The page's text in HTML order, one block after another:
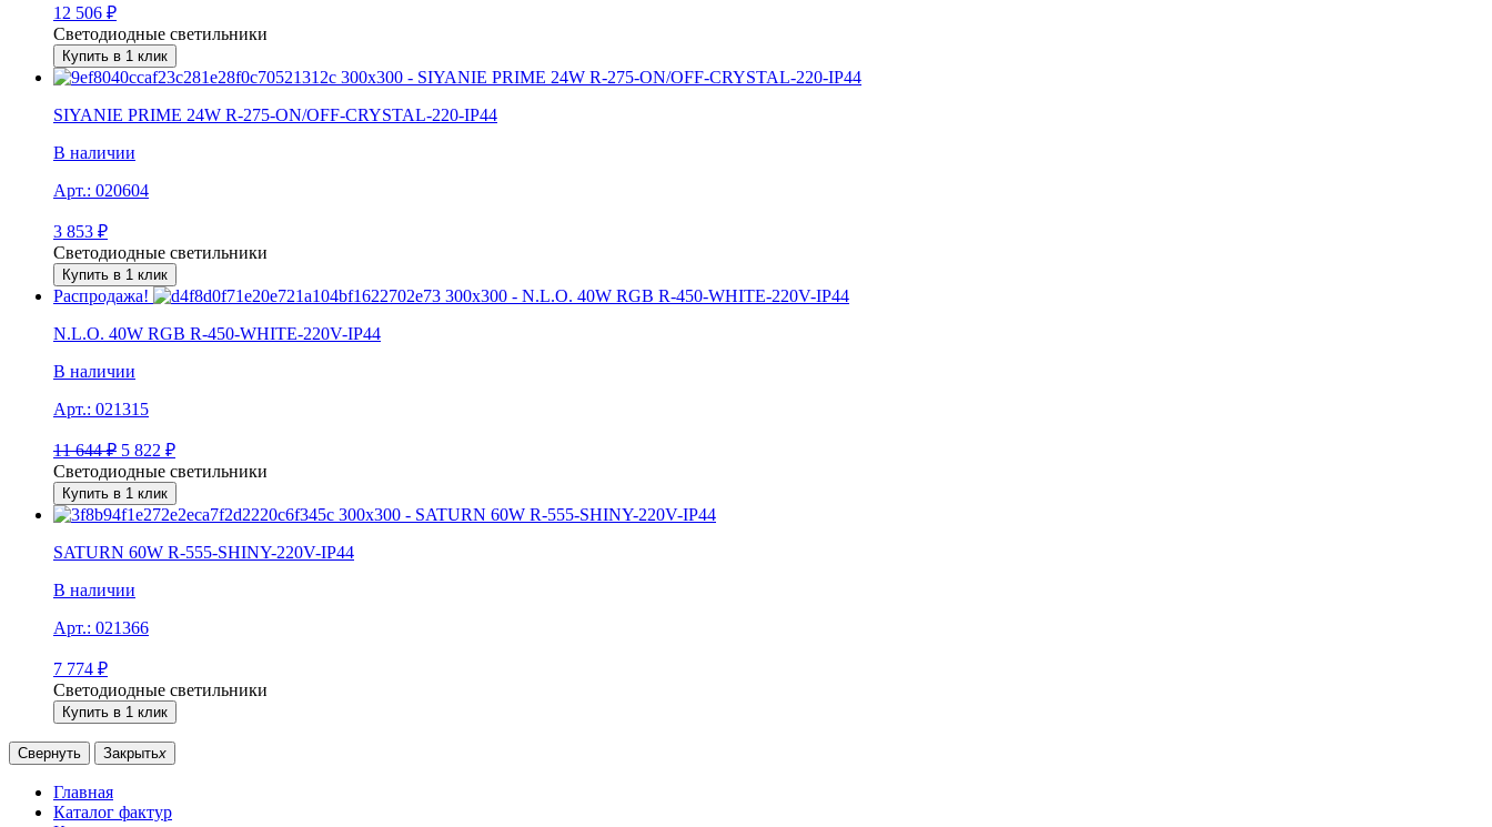
12 506 ₽
Светодиодные светильники
Купить в 1 клик
SIYANIE PRIME 24W R-275-ON/OFF-CRYSTAL-220-IP44
В наличии
Арт.: 020604
3 853 ₽
Светодиодные светильники
Купить в 1 клик
Распродажа!
N.L.O. 40W RGB R-450-WHITE-220V-IP44
В наличии
Арт.: 021315
11 644₽ 5 822 ₽
Светодиодные светильники
Купить в 1 клик
SATURN 60W R-555-SHINY-220V-IP44
В наличии
Арт.: 021366
7 774 ₽
Светодиодные светильники
Купить в 1 клик
Свернуть Закрытьx
Главная
Каталог фактур